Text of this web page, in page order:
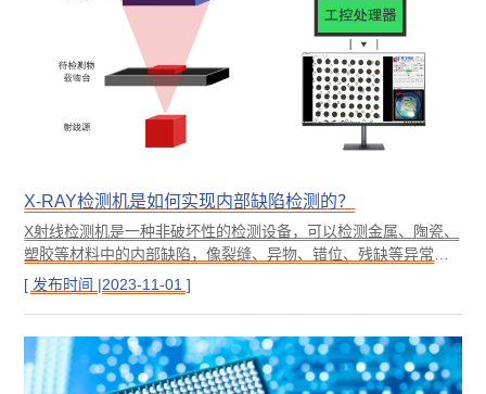
X-RAY检测机是如何实现内部缺陷检测的？
X射线检测机是一种非破坏性的检测设备，可以检测金属、陶瓷、
塑胶等材料中的内部缺陷，像裂缝、异物、错位、残缺等异常均
可通过X射线检测机来实现。它利用X射线穿透材料，再利用平板
探测器对其中的内部缺陷进行成像，从而帮助我们检测出材料中
[ 发布时间 |2023-11-01 ]